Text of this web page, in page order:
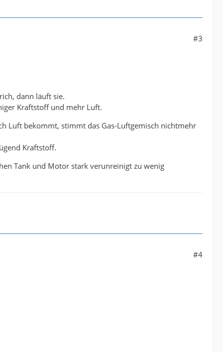
#3
dann läuft sie.
Kraftstoff und mehr Luft.
Luft bekommt, stimmt das Gas-Luftgemisch nichtmehr
Kraftstoff.
Tank und Motor stark verunreinigt zu wenig
#4